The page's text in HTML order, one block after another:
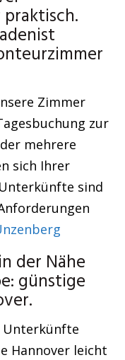
Zimmer
zur
mehrere
sich Ihrer
sind
der Nähe
günstige
Unterkünfte
Hannover leicht